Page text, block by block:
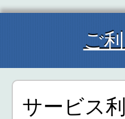
ご
サービス